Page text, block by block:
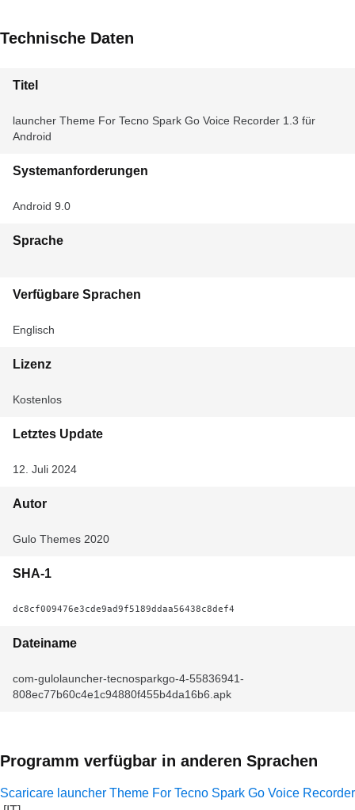
Technische Daten
Titel
launcher Theme For Tecno Spark Go Voice Recorder 1.3 für
Android
Systemanforderungen
Android 9.0
Sprache
Verfügbare Sprachen
Englisch
Lizenz
Kostenlos
Letztes Update
12. Juli 2024
Autor
Gulo Themes 2020
SHA-1
dc8cf009476e3cde9ad9f5189ddaa56438c8def4
Dateiname
com-gulolauncher-tecnosparkgo-4-55836941-
808ec77b60c4e1c94880f455b4da16b6.apk
Programm verfügbar in anderen Sprachen
Scaricare launcher Theme For Tecno Spark Go Voice Recorder